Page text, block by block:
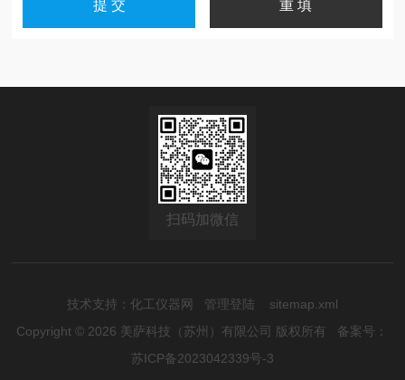
扫码加微信
技术支持： 化工仪器网 管理登陆
sitemap.xml
Copyright © 2026 美萨科技（苏州）有限公司 版权所有 备案号：
苏ICP备2023042339号-3